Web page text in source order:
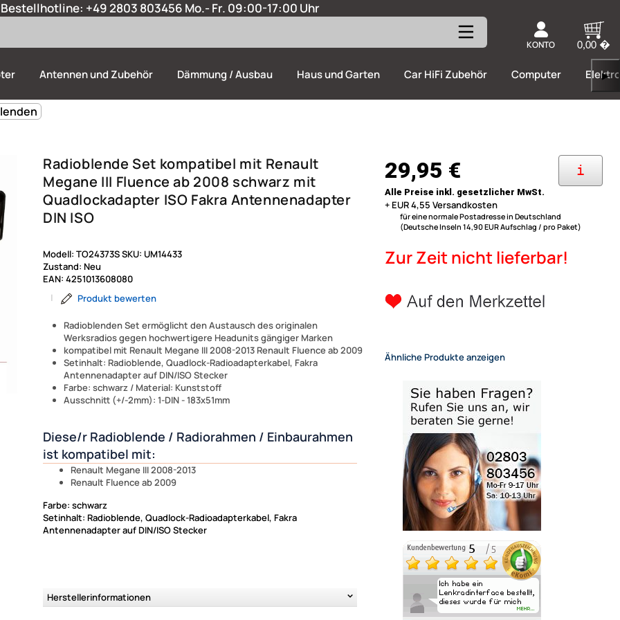
+49 2803 803456 Mo.- Fr. 09:00-17:00 Uhr
KONTO 0,00 �
Antennen und Zubehör Dämmung / Ausbau Haus und Garten Car HiFi Zubehör Computer ▶
Radioblende Set kompatibel mit Renault
Megane III Fluence ab 2008 schwarz mit
Quadlockadapter ISO Fakra Antennenadapter
DIN ISO
Radioblenden Set ermöglicht den Austausch des originalen
Werksradios gegen hochwertigere Headunits gängiger Marken
kompatibel mit Renault Megane III 2008-2013 Renault Fluence ab 2009
Setinhalt: Radioblende, Quadlock-Radioadapterkabel, Fakra
Antennenadapter auf DIN/ISO Stecker
Farbe: schwarz / Material: Kunststoff
Ausschnitt (+/-2mm): 1-DIN - 183x51mm
Modell: TO24373SSKU: UM14433
Zustand: Neu
EAN: 4251013608080
|
Produkt bewerten
Diese/r Radioblende / Radiorahmen / Einbaurahmen
ist kompatibel mit:
Renault Megane III 2008-2013
Renault Fluence ab 2009
Farbe: schwarz
Setinhalt: Radioblende, Quadlock-Radioadapterkabel, Fakra
Antennenadapter auf DIN/ISO Stecker
Herstellerinformationen
i
29,95 €
Alle Preise inkl. gesetzlicher MwSt.
+ EUR 4,55 Versandkosten
für eine normale Postadresse in Deutschland
(Deutsche Inseln 14,90 EUR Aufschlag / pro Paket)
Zur Zeit nicht lieferbar!
Ähnliche Produkte anzeigen